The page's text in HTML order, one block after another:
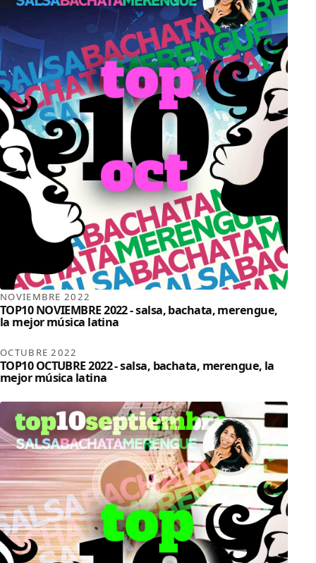
NOVIEMBRE 2022
TOP10 NOVIEMBRE 2022 - salsa, bachata, merengue,
la mejor música latina
OCTUBRE 2022
TOP10 OCTUBRE 2022 - salsa, bachata, merengue, la
mejor música latina